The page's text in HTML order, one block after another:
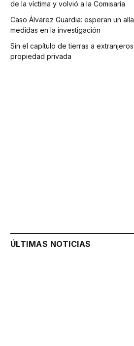
de la víctima y volvió a la Comisaría
Caso Álvarez Guardia: esperan un
medidas en la investigación
Sin el capítulo de tierras a
propiedad privada
ÚLTIMAS NOTICIAS